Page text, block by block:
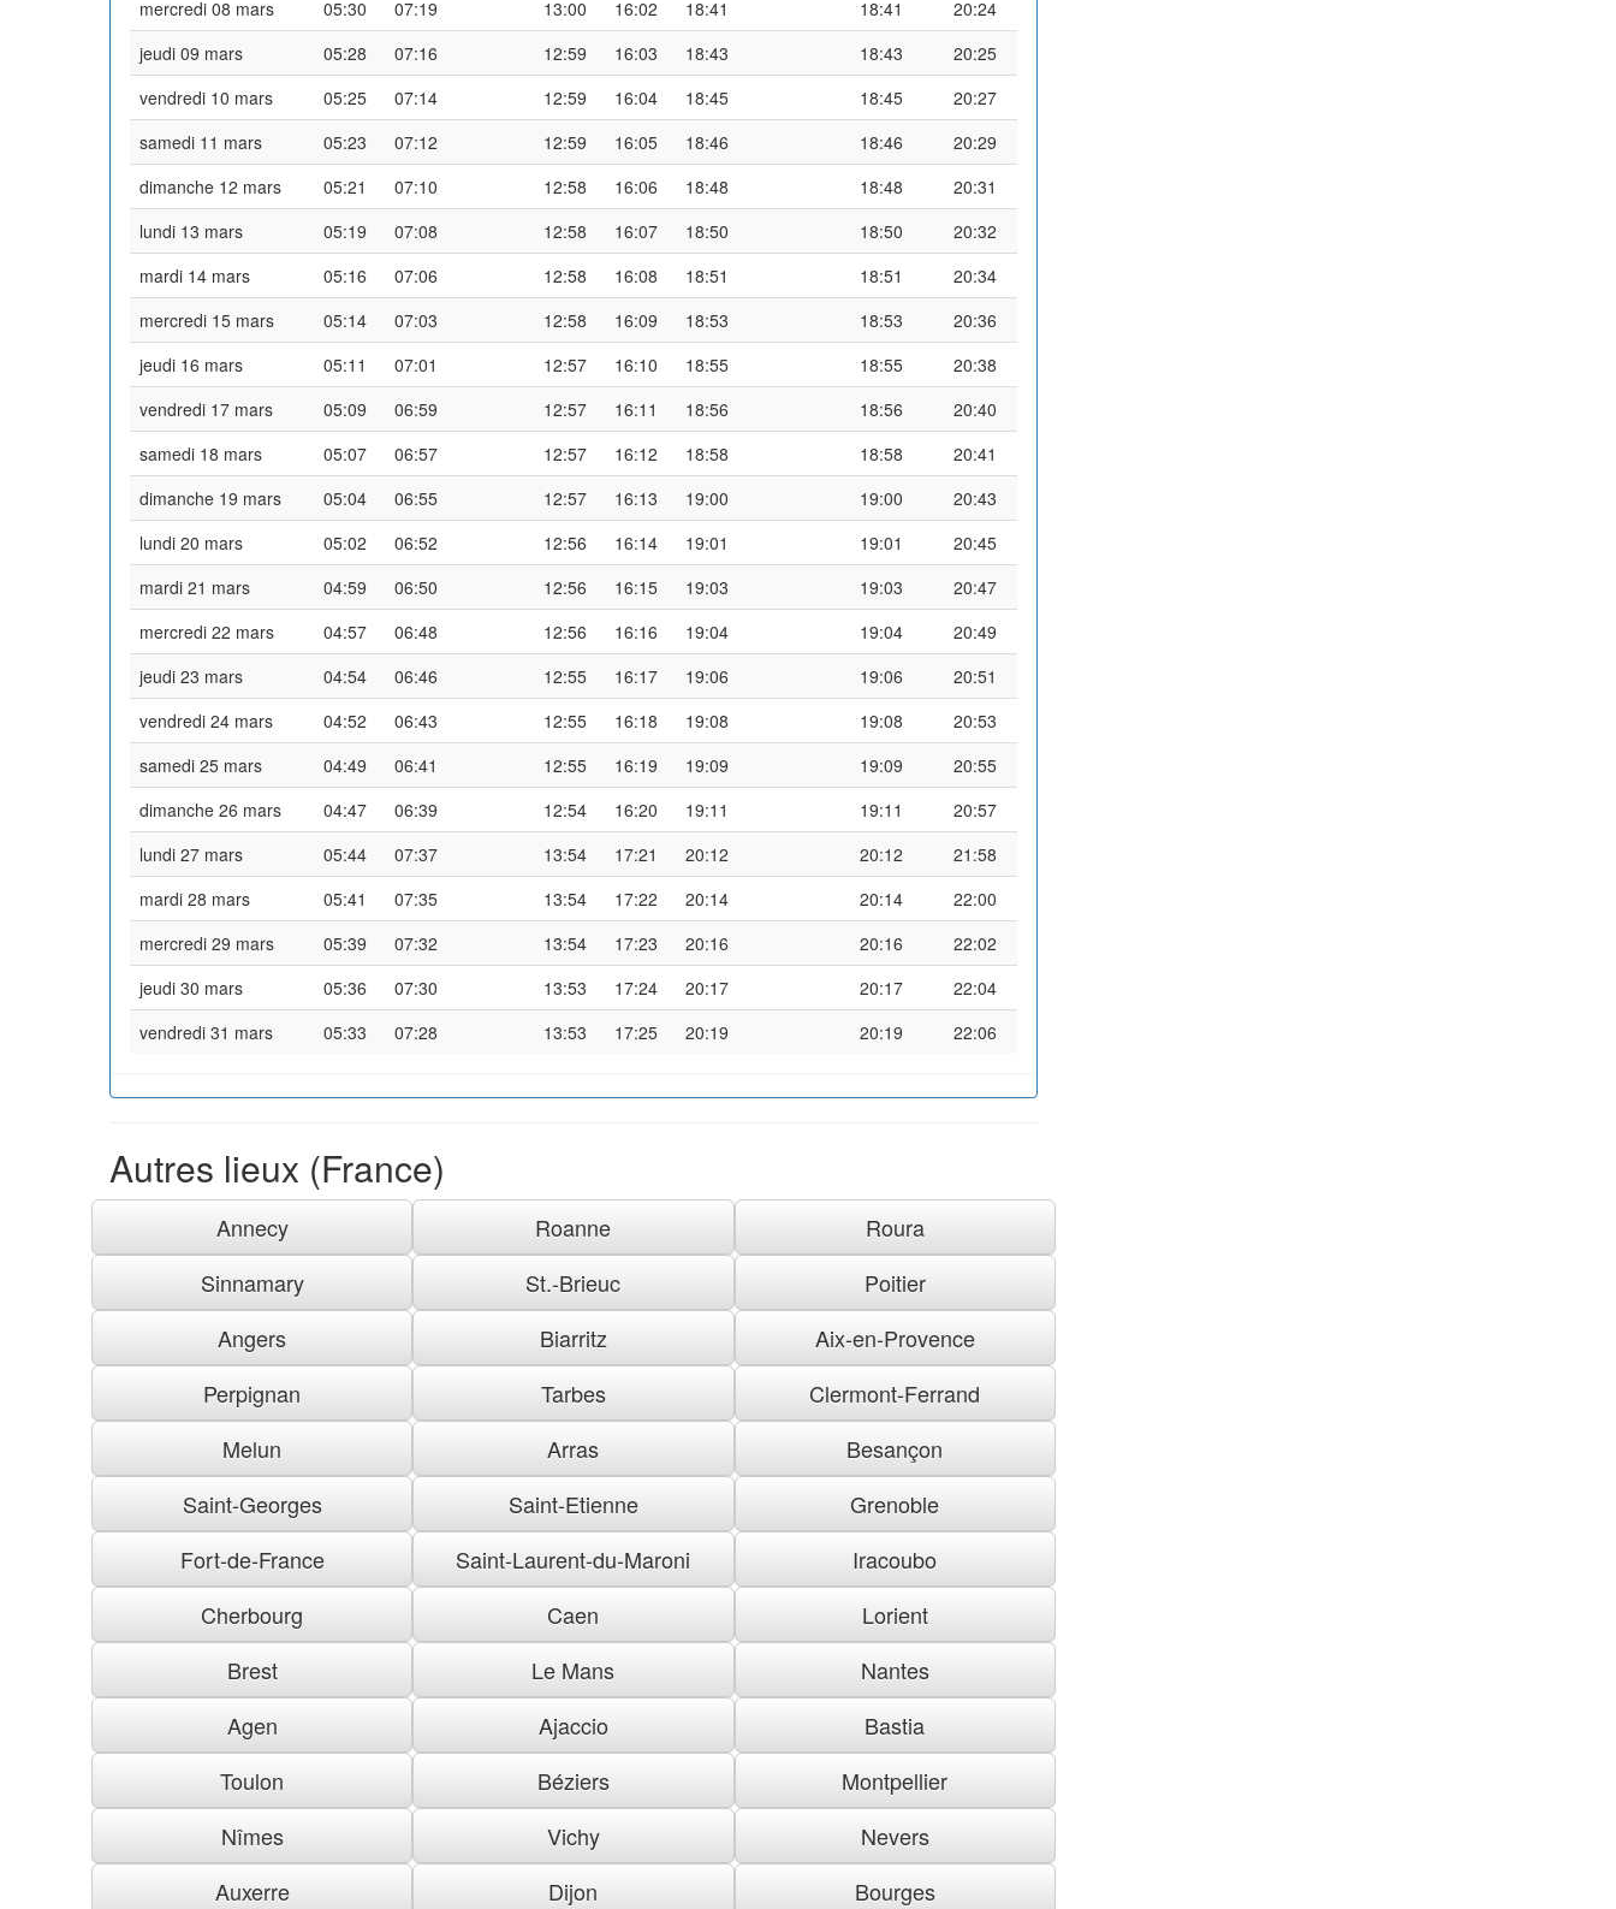
mercredi 08 mars
05:30 07:19 13:00 16:02 18:41 18:41
20:24
jeudi 09 mars
05:28 07:16 12:59 16:03 18:43 18:43
20:25
vendredi 10 mars
05:25 07:14 12:59 16:04 18:45 18:45
20:27
samedi 11 mars
05:23 07:12 12:59 16:05 18:46 18:46
20:29
dimanche 12 mars
05:21 07:10 12:58 16:06 18:48 18:48
20:31
lundi 13 mars
05:19 07:08 12:58 16:07 18:50 18:50
20:32
mardi 14 mars
05:16 07:06 12:58 16:08 18:51 18:51
20:34
mercredi 15 mars
05:14 07:03 12:58 16:09 18:53 18:53
20:36
jeudi 16 mars
05:11 07:01 12:57 16:10 18:55 18:55
20:38
vendredi 17 mars
05:09 06:59 12:57 16:11 18:56 18:56
20:40
samedi 18 mars
05:07 06:57 12:57 16:12 18:58 18:58
20:41
dimanche 19 mars
05:04 06:55 12:57 16:13 19:00 19:00
20:43
lundi 20 mars
05:02 06:52 12:56 16:14 19:01 19:01
20:45
mardi 21 mars
04:59 06:50 12:56 16:15 19:03 19:03
20:47
mercredi 22 mars
04:57 06:48 12:56 16:16 19:04 19:04
20:49
jeudi 23 mars
04:54 06:46 12:55 16:17 19:06 19:06
20:51
vendredi 24 mars
04:52 06:43 12:55 16:18 19:08 19:08
20:53
samedi 25 mars
04:49 06:41 12:55 16:19 19:09 19:09
20:55
dimanche 26 mars
04:47 06:39 12:54 16:20 19:11 19:11
20:57
lundi 27 mars
05:44 07:37 13:54 17:21 20:12 20:12
21:58
mardi 28 mars
05:41 07:35 13:54 17:22 20:14 20:14
22:00
mercredi 29 mars
05:39 07:32 13:54 17:23 20:16 20:16
22:02
jeudi 30 mars
05:36 07:30 13:53 17:24 20:17 20:17
22:04
vendredi 31 mars
05:33 07:28 13:53 17:25 20:19 20:19 22:06
Autres lieux (France)
Annecy Roanne
Roura
Sinnamary
St.-Brieuc
Poitier
Angers
Biarritz
Aix-en-Provence
Perpignan
Tarbes
Clermont-Ferrand
Melun
Arras
Besançon
Saint-Georges
Saint-Etienne
Grenoble
Fort-de-France
Saint-Laurent-du-Maroni
Iracoubo
Cherbourg
Caen
Lorient
Brest
Le Mans
Nantes
Agen
Ajaccio
Bastia
Toulon
Béziers
Montpellier
Nîmes
Vichy
Nevers
Auxerre
Dijon Bourges